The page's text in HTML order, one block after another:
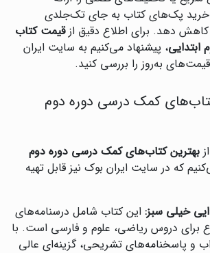
پک‌های کتاب به جای تک‌جلدی
کاهش دهد. برای اطلاع دقیق ازقیمت کتاب
، پیشنهاد می‌کنیم به سایت ایران
به‌روز را بررسی کنید.
کمک درسی دوره دوم
بهترین کتاب‌های کمک درسی دوره دوم
که در سایت ایران بوک نیز قابل تهیه
خیلی سبز: این کتاب شامل درسنامه‌های
برای دروس ریاضی، علوم و فارسی است. با
و پاسخنامه‌های تشریحی، گزینه‌ای عالی